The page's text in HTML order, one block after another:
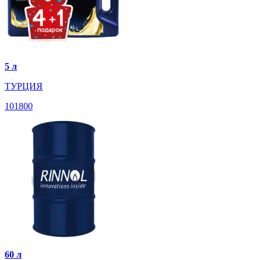
5 л
ТУРЦИЯ
101800
60 л